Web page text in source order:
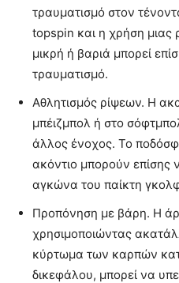
τραυματισμό στον
topspin και η χρήση μιας
μικρή ή βαριά μπορεί
τραυματισμό.
Αθλητισμός ρίψεων. Η
μπέιζμπολ ή στο
άλλος ένοχος. Το
ακόντιο μπορούν επίσης
αγκώνα του παίκτη
Προπόνηση με βάρη. Η
χρησιμοποιώντας
κύρτωμα των καρπών
δικεφάλου, μπορεί να